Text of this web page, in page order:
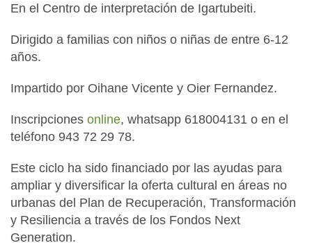
En el Centro de interpretación de Igartubeiti.
Dirigido a familias con niños o niñas de entre 6-12
años.
Impartido por Oihane Vicente y Oier Fernandez.
Inscripciones online, whatsapp 618004131 o en el
teléfono 943 72 29 78.
Este ciclo ha sido financiado por las ayudas para
ampliar y diversificar la oferta cultural en áreas no
urbanas del Plan de Recuperación, Transformación
y Resiliencia a través de los Fondos Next
Generation.